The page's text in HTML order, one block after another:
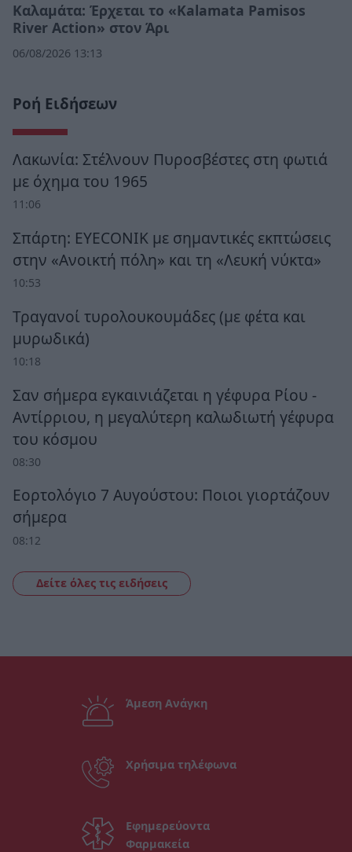
Καλαμάτα: Έρχεται το «Kalamata Pamisos
River Action» στον Άρι
06/08/2026 13:13
Ροή Ειδήσεων
Λακωνία: Στέλνουν Πυροσβέστες στη φωτιά
με όχημα του 1965
11:06
Σπάρτη: EYECONIK με σημαντικές εκπτώσεις
στην «Ανοικτή πόλη» και τη «Λευκή νύκτα»
10:53
Τραγανοί τυρολουκουμάδες (με φέτα και
μυρωδικά)
10:18
Σαν σήμερα εγκαινιάζεται η γέφυρα Ρίου -
Αντίρριου, η μεγαλύτερη καλωδιωτή γέφυρα
του κόσμου
08:30
Εορτολόγιο 7 Αυγούστου: Ποιοι γιορτάζουν
σήμερα
08:12
Δείτε όλες τις ειδήσεις
Άμεση Ανάγκη
Χρήσιμα τηλέφωνα
Εφημερεύοντα
Φαρμακεία